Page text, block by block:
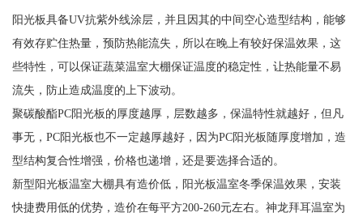
阳光板具备UV抗紫外线涂层，并且因其的中间空心造型结构，能够
有效存贮住热量，预防热能流失，所以在晚上有较好保温效果，这
些特性，可以保证蔬菜温室大棚保证温度的稳定性，让热能量不易
流失，防止造成温度的上下波动。
聚碳酸酯PC阳光板的厚度越厚，层数越多，保温特性就越好，但凡
事无，PC阳光板也不一定越厚越好，因为PC阳光板随厚度增加，造
型结构复合性增强，价格也递增，还是要选择合适的。
新型阳光板温室大棚具有造价低，阳光板温室冬季保温效果，安装
快捷费用低的优势，造价在每平方200-260元左右。神龙拜耳温室为